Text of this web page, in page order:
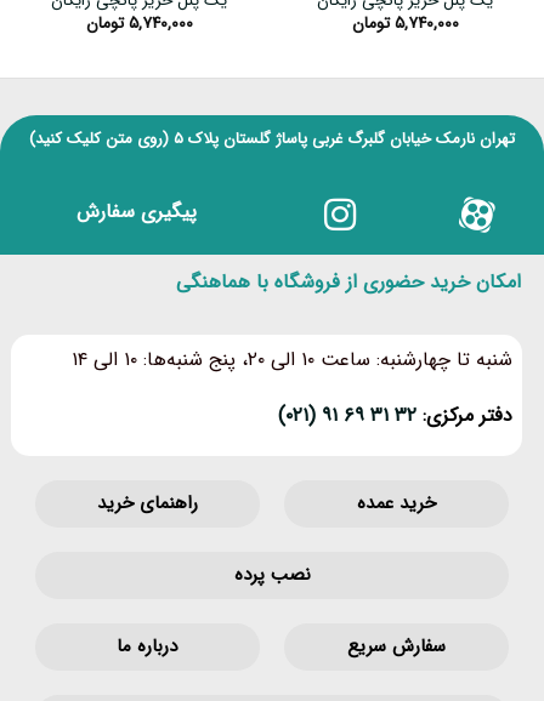
۵,۷۴۰,۰۰۰ تومان
۵,۷۴۰,۰۰۰ تومان
تهران نارمک خیابان گلبرگ غربی پاساژ گلستان پلاک ۵ (روی متن کلیک کنید)
پیگیری سفارش
امکان خرید حضوری از فروشگاه با هماهنگی
شنبه تا چهارشنبه: ساعت ۱۰ الی ۲۰، پنج شنبه‌ها: ۱۰ الی ۱۴
دفتر مرکزی: ۳۲ ۳۱ ۶۹ ۹۱ (۰۲۱)
خرید عمده راهنمای خرید
نصب پرده
سفارش سریع درباره ما